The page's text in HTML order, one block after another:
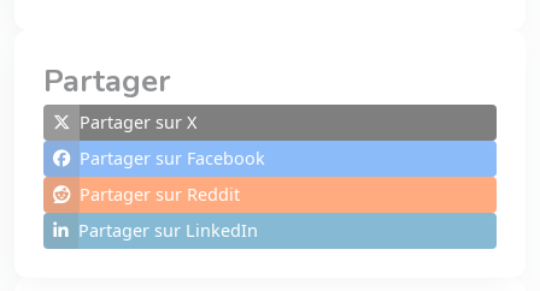
Partager
Partager sur X
Partager sur Facebook
Partager sur Reddit
Partager sur LinkedIn